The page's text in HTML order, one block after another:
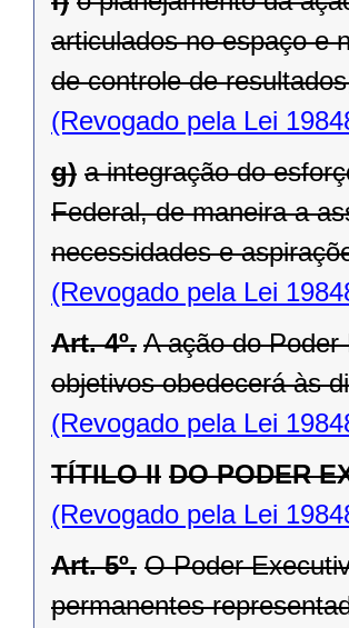
articulados no espaço e
de controle de
(Revogado pela Lei
g) a integração do
Federal, de maneira a
necessidades e
(Revogado pela Lei
Art. 4º. A ação do
objetivos obedecerá às
(Revogado pela Lei
TÍTILO II DO PODER
(Revogado pela Lei
Art. 5º. O Poder
permanentes